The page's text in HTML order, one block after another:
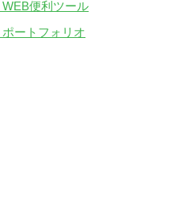
WEB便利ツール
ポートフォリオ